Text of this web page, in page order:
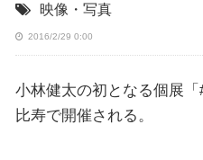
映像・写真
2016/2/29 0:00
小林健太の初となる個展
比寿で開催される。